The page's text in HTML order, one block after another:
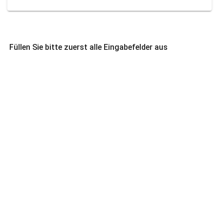
Füllen Sie bitte zuerst alle Eingabefelder aus